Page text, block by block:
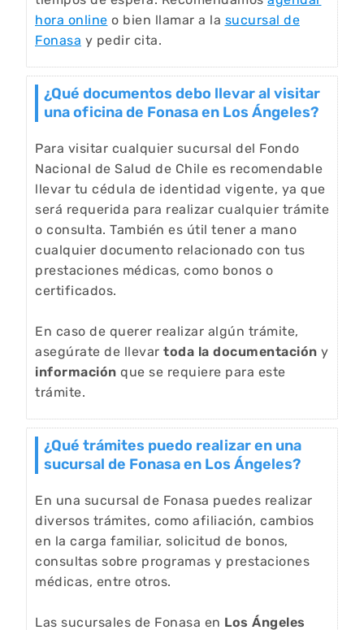
hora online o bien llamar a la sucursal de
Fonasa y pedir cita.
¿Qué documentos debo llevar al visitar
una oficina de Fonasa en Los Ángeles?
Para visitar cualquier sucursal del Fondo
Nacional de Salud de Chile es recomendable
llevar tu cédula de identidad vigente, ya que
será requerida para realizar cualquier trámite
o consulta. También es útil tener a mano
cualquier documento relacionado con tus
prestaciones médicas, como bonos o
certificados.
En caso de querer realizar algún trámite,
asegúrate de llevar toda la documentación y
información que se requiere para este
trámite.
¿Qué trámites puedo realizar en una
sucursal de Fonasa en Los Ángeles?
En una sucursal de Fonasa puedes realizar
diversos trámites, como afiliación, cambios
en la carga familiar, solicitud de bonos,
consultas sobre programas y prestaciones
médicas, entre otros.
Las sucursales de Fonasa en Los Ángeles